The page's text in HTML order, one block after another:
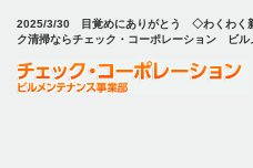
2025/3/30 目覚めにありがとう ◇わくわく
ク清掃ならチェック・コーポレーション ビル